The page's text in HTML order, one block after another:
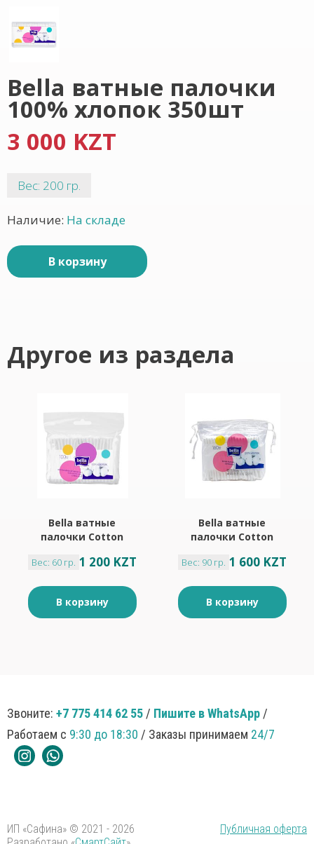
Bella ватные палочки
100% хлопок 350шт
3 000 KZT
Вес: 200 гр.
Наличие: На складе
В корзину
Другое из раздела
Bella ватные
палочки Cotton
Вес: 60 гр. 1 200 KZT
В корзину
Bella ватные
палочки Cotton
Вес: 90 гр. 1 600 KZT
В корзину
Звоните: +7 775 414 62 55 / Пишите в WhatsApp /
Работаем с 9:30 до 18:30 / Заказы принимаем 24/7
ИП «Сафина» © 2021 - 2026
Публичная оферта